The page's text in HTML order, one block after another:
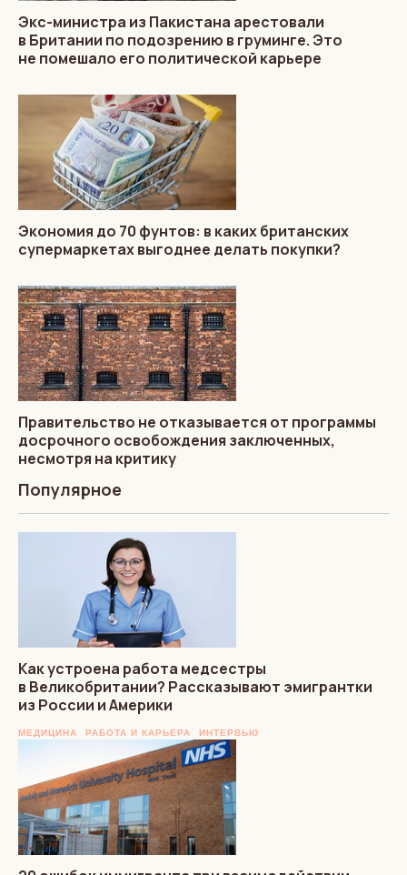
Экс-министра из Пакистана арестовали
в Британии по подозрению в груминге. Это
не помешало его политической карьере
Экономия до 70 фунтов: в каких британских
супермаркетах выгоднее делать покупки?
Правительство не отказывается от программы
досрочного освобождения заключенных,
несмотря на критику
Популярное
Как устроена работа медсестры
в Великобритании? Рассказывают эмигрантки
из России и Америки
МЕДИЦИНА РАБОТА И КАРЬЕРА ИНТЕРВЬЮ